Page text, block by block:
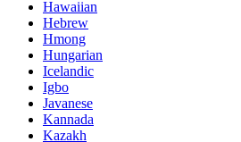
Hawaiian
Hebrew
Hmong
Hungarian
Icelandic
Igbo
Javanese
Kannada
Kazakh